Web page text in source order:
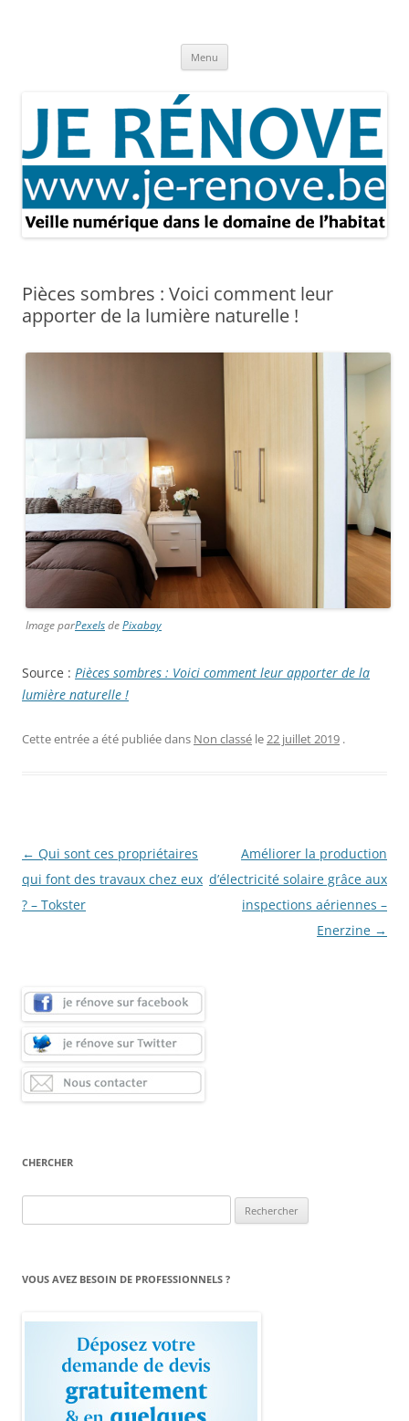
Menu
Pièces sombres : Voici comment leur
apporter de la lumière naturelle !
Image parPexelsdePixabay
Source : Pièces sombres : Voici comment leur apporter de la
lumière naturelle !
Cette entrée a été publiée dans Non classé le22 juillet 2019 .
Navigation
des
articles
← Qui sont ces propriétaires
qui font des travaux chez eux
? – Tokster
Améliorer la production
d’électricité solaire grâce aux
inspections aériennes –
Enerzine →
CHERCHER
VOUS AVEZ BESOIN DE PROFESSIONNELS ?